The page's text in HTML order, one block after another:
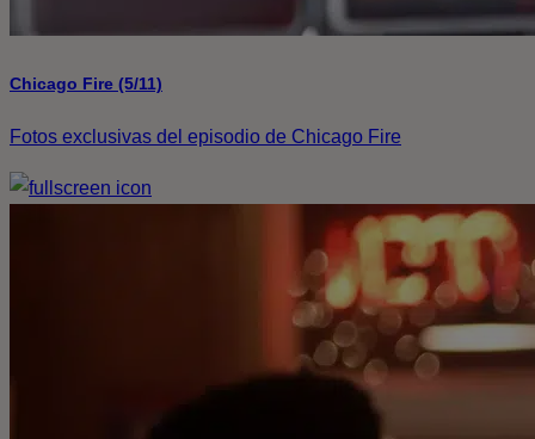
Chicago Fire (5/11)
Fotos exclusivas del episodio de Chicago Fire